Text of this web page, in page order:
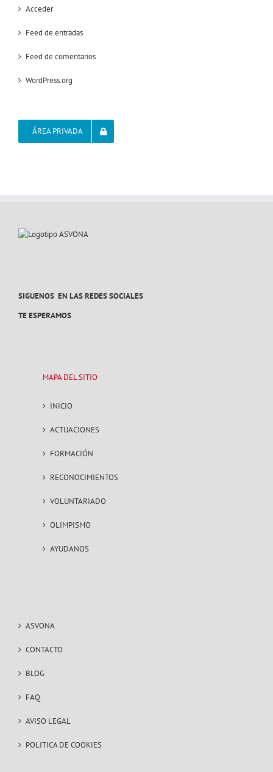
Acceder
Feed de entradas
Feed de comentarios
WordPress.org
ÁREA PRIVADA
SIGUENOS EN LAS REDES SOCIALES
TE ESPERAMOS
MAPA DEL SITIO
INICIO
ACTUACIONES
FORMACIÓN
RECONOCIMIENTOS
VOLUNTARIADO
OLIMPISMO
AYUDANOS
ASVONA
CONTACTO
BLOG
FAQ
AVISO LEGAL
POLITICA DE COOKIES